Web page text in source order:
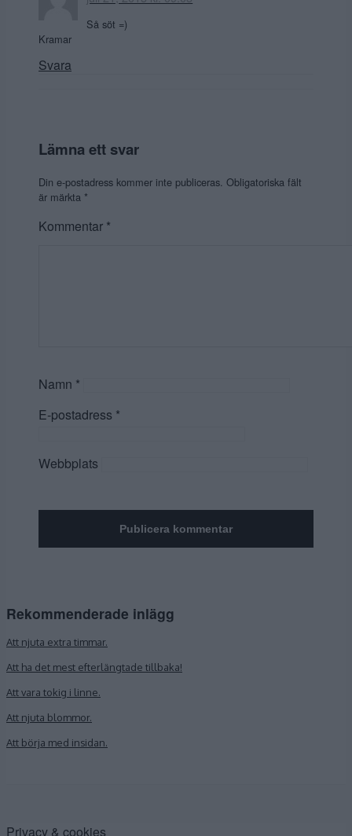
Så söt =)
Kramar
Svara
Lämna ett svar
Din e-postadress kommer inte publiceras. Obligatoriska fält
är märkta *
Kommentar *
Namn *
E-postadress *
Webbplats
Rekommenderade inlägg
Att njuta extra timmar.
Att ha det mest efterlängtade tillbaka!
Att vara tokig i linne.
Att njuta blommor.
Att börja med insidan.
Privacy & cookies